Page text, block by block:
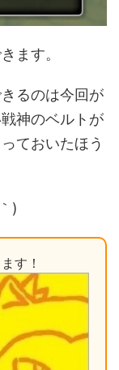
ます。
るのは今回が
神のベルトが
ておいたほう
)
す！